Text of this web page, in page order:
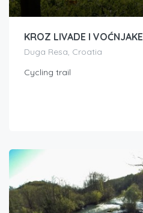
KROZ LIVADE I VOĆNJAKE
Duga Resa, Croatia
Cycling trail